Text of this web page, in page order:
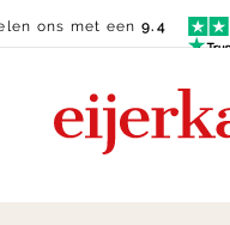
ons met een9.4